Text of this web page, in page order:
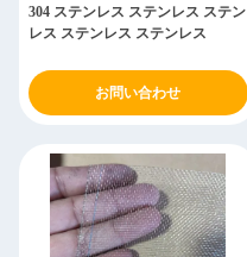
304 ステンレス ステンレス ステン
レス ステンレス ステンレス
お問い合わせ